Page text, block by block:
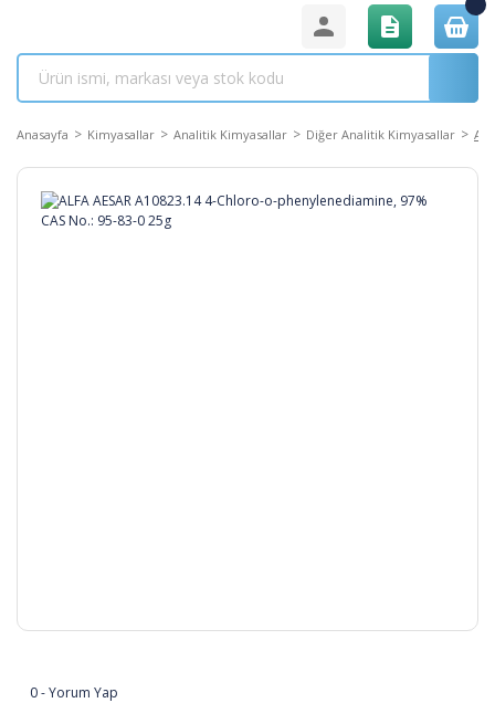
Anasayfa Kimyasallar Analitik Kimyasallar Diğer Analitik Kimyasallar
0 - Yorum Yap